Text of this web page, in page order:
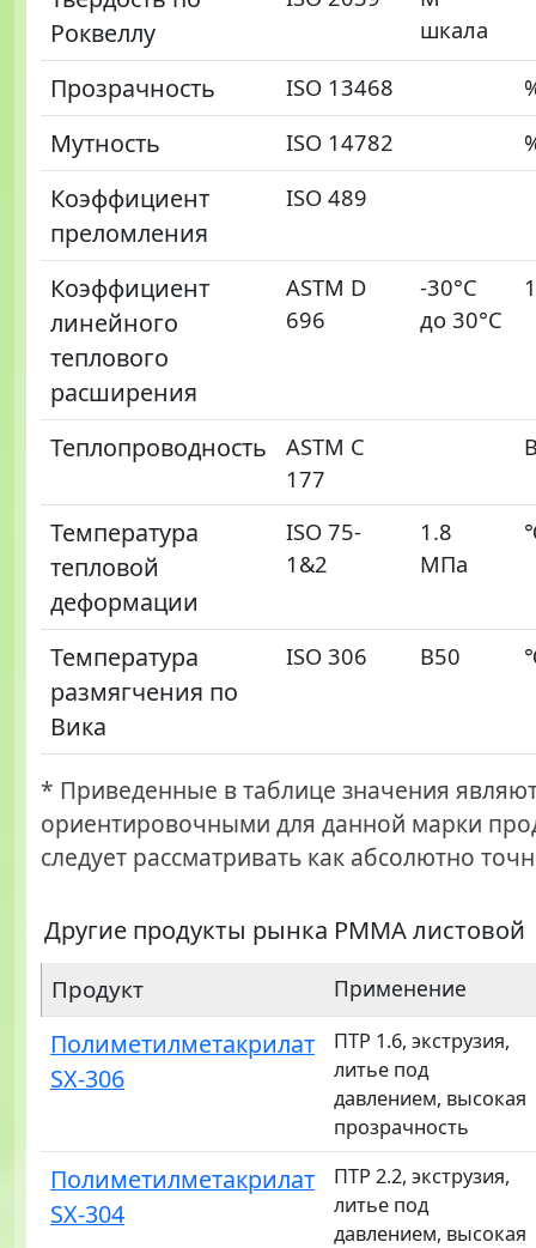
Роквеллу
шкала
Прозрачность ISO 13468
Мутность ISO 14782
Коэффициент
преломления
ISO 489
Коэффициент
линейного
теплового
расширения
ASTM D
696
-30°C
до 30°C
Теплопроводность
ASTM C
177
Температура
тепловой
деформации
ISO 75-
1&2
1.8
МПа
Температура
размягчения по
Вика
ISO 306 B50
* Приведенные в таблице значения
ориентировочными для данной марки
следует рассматривать как абсолютно
Другие продукты рынка PMMA листовой
Продукт Применение
Полиметилметакрилат
SX-306
ПТР 1.6, экструзия,
литье под
давлением, высокая
прозрачность
Полиметилметакрилат
SX-304
ПТР 2.2, экструзия,
литье под
давлением, высокая